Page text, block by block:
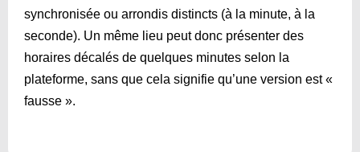
synchronisée ou arrondis distincts (à la minute, à la
seconde). Un même lieu peut donc présenter des
horaires décalés de quelques minutes selon la
plateforme, sans que cela signifie qu’une version est «
fausse ».